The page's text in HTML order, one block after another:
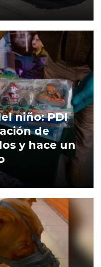
niño: PDI
de
y hace un